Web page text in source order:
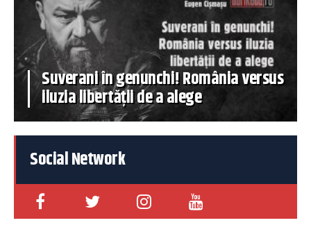
Suverani în genunchi! România versus
iluzia libertății de a alege
Social Network